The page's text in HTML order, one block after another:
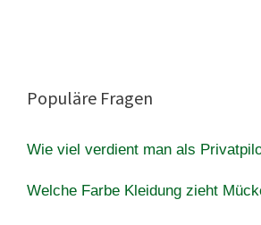
Populäre Fragen
Wie viel verdient man als
Welche Farbe Kleidung zieht